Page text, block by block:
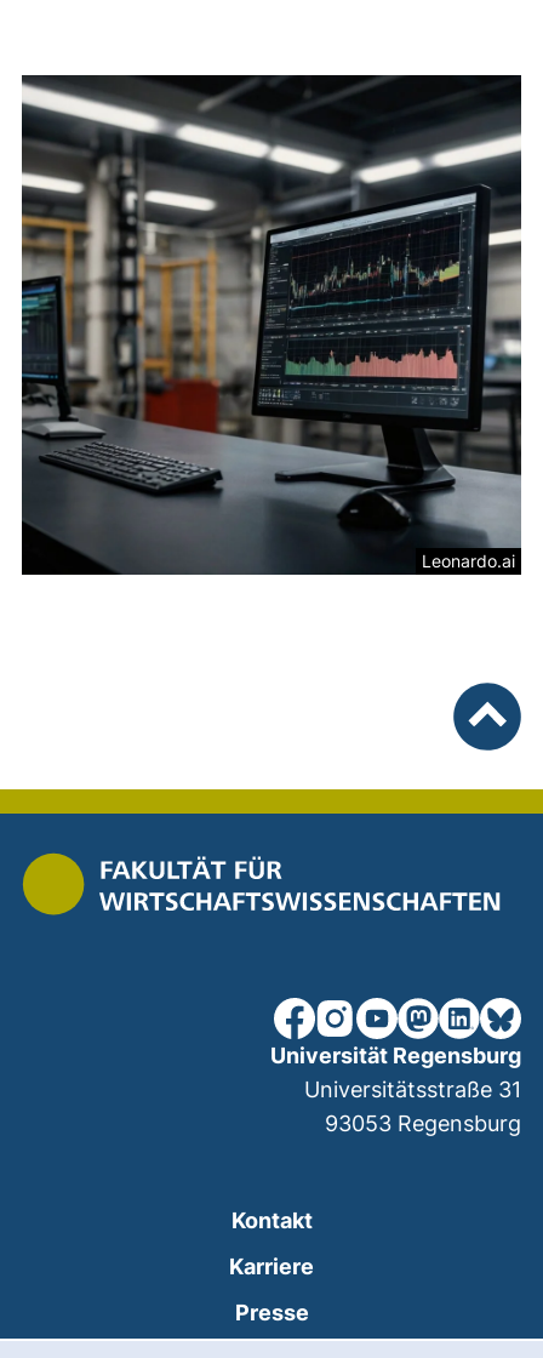
Leonardo.ai
unsere Facebook-Seite
unsere Instagram-
unsere YouTube-
unsereunsere
Kontakt
Karriere
Presse
Universität Regensburg
Universitätsstraße 31
93053 Regensburg